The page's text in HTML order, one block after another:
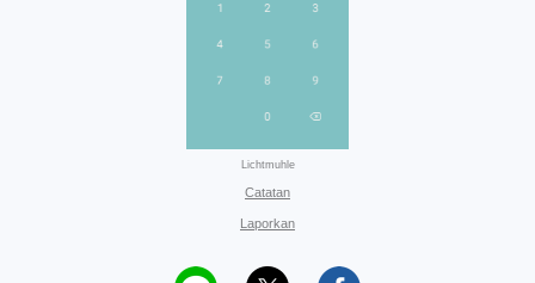
Lichtmuhle
Catatan
Laporkan